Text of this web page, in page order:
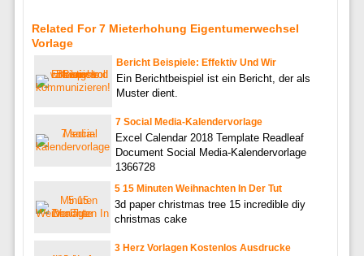
Related For 7 Mieterhohung Eigentumerwechsel
Vorlage
Bericht Beispiele: Effektiv Und Wir
Ein Berichtbeispiel ist ein Bericht, der als
Muster dient.
7 Social Media-Kalendervorlage
Excel Calendar 2018 Template Readleaf
Document Social Media-Kalendervorlage
1366728
5 15 Minuten Weihnachten In Der Tut
3d paper christmas tree 15 incredible diy
christmas cake
3 Herz Vorlagen Kostenlos Ausdrucke